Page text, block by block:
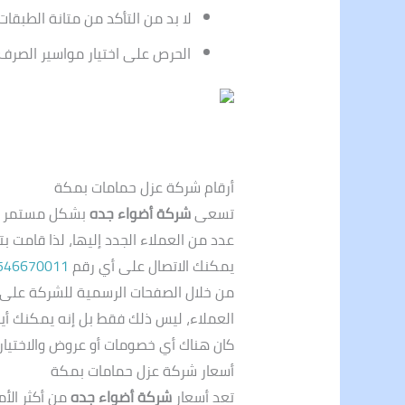
لا بد من التأكد من متانة
الحرص على اختيار مواسير
أرقام شركة عزل حمامات بمكة
تسعىشركة أضواء جدهبشكل مستمر
عدد من العملاء الجدد إليها، لذا
يمكنك الاتصال على أي رقم
من خلال الصفحات الرسمية للشركة على
العملاء، ليس ذلك فقط بل إنه يمكنك
كان هناك أي خصومات أو عروض
أسعار شركة عزل حمامات بمكة
تعد أسعار شركة أضواء جدهمن أكثر